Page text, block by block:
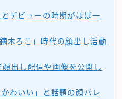
デビューの時期がほぼ一
木ろこ」時代の顔出し活動
出し配信や画像を公開し
わいい」と話題の顔バレ